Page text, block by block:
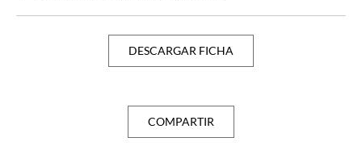
DESCARGAR FICHA
COMPARTIR